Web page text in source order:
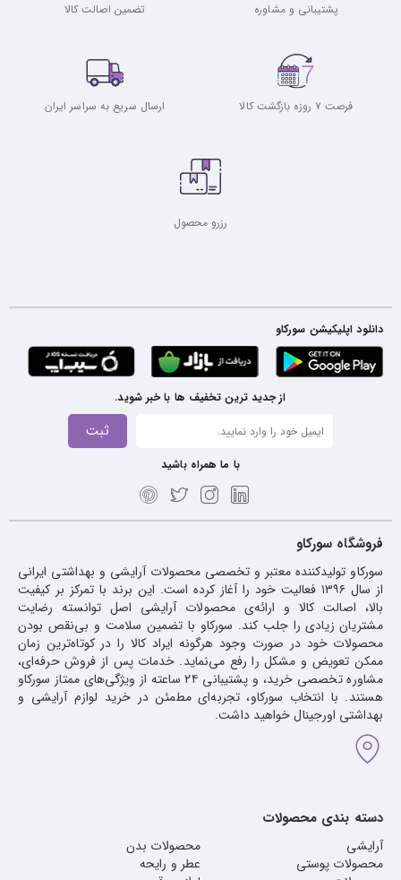
پشتیبانی و مشاوره تضمین اصالت کالا
فرصت ۷ روزه بازگشت کالا ارسال سریع به سراسر ایران
رزرو محصول
دانلود اپلیکیشن سورکاو
از جدید ترین تخفیف ها با خبر شوید.
ثبت
با ما همراه باشید
فروشگاه سورکاو
سورکاو تولیدکننده معتبر و تخصصی محصولات آرایشی و بهداشتی ایرانی
از سال ۱۳۹۶ فعالیت خود را آغاز کرده است. این برند با تمرکز بر کیفیت
بالا، اصالت کالا و ارائه‌ی محصولات آرایشی اصل توانسته رضایت
مشتریان زیادی را جلب کند. سورکاو با تضمین سلامت و بی‌نقص بودن
محصولات خود در صورت وجود هرگونه ایراد کالا را در کوتاه‌ترین زمان
ممکن تعویض و مشکل را رفع می‌نماید. خدمات پس از فروش حرفه‌ای،
مشاوره تخصصی خرید، و پشتیبانی ۲۴ ساعته از ویژگی‌های ممتاز سورکاو
هستند. با انتخاب سورکاو، تجربه‌ای مطمئن در خرید لوازم آرایشی و
بهداشتی اورجینال خواهید داشت.
دسته بندی محصولات
آرایشی
محصولات پوستی
محصولات بدن
عطر و رایحه